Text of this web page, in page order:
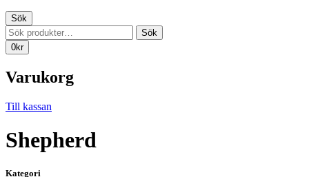
Sök
Sök
efter:
Sök
0kr
Varukorg
Till kassan
Shepherd
Kategori